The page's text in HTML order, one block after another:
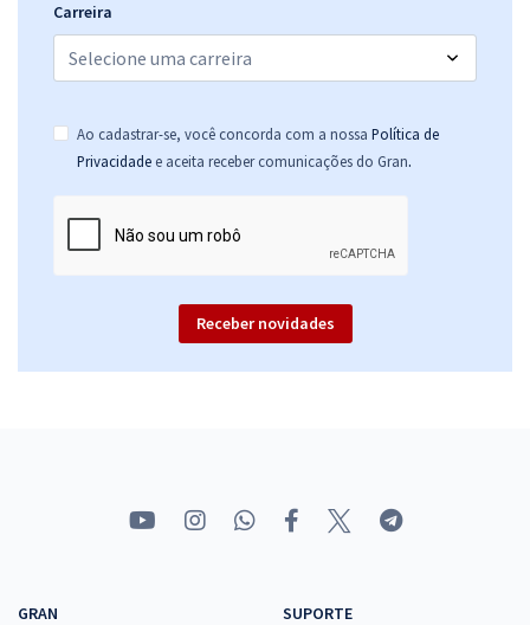
Carreira
Ao cadastrar-se, você concorda com a nossa Política de
Privacidade e aceita receber comunicações do Gran.
Receber novidades
GRAN
SUPORTE